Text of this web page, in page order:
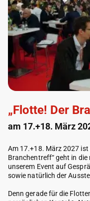
„Flotte! Der
am 17.+18. März
Am 17.+18. März 2027 ist
Branchentreff“ geht in die
unserem Event auf
sowie natürlich der
Denn gerade für die